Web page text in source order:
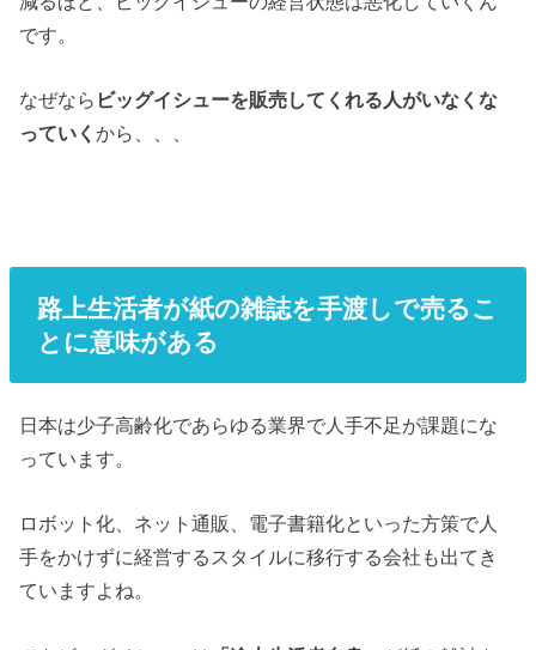
です。
なぜなら ビッグイシューを販売してくれる人がいなくな
っていくから、、、
路上生活者が紙の雑誌を手渡しで売るこ
とに意味がある
日本は少子高齢化であらゆる業界で人手不足が課題にな
っています。
ロボット化、ネット通販、電子書籍化といった方策で人
手をかけずに経営するスタイルに移行する会社も出てき
ていますよね。